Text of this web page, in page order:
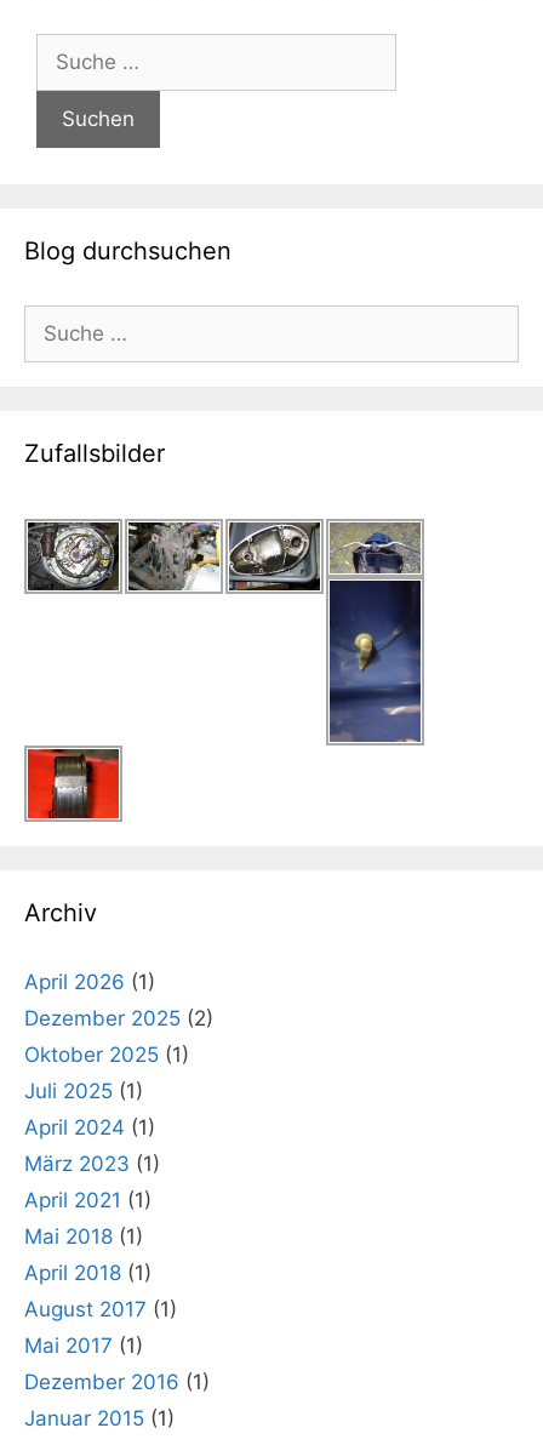
nach:
Blog durchsuchen
nach:
Zufallsbilder
Archiv
April 2026 (1)
Dezember 2025 (2)
Oktober 2025 (1)
Juli 2025 (1)
April 2024 (1)
März 2023 (1)
April 2021 (1)
Mai 2018 (1)
April 2018 (1)
August 2017 (1)
Mai 2017 (1)
Dezember 2016 (1)
Januar 2015 (1)